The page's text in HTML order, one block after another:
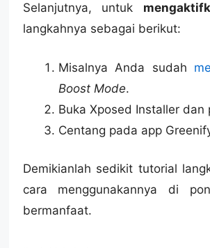
Selanjutnya, untuk
langkahnya sebagai berikut:
Misalnya Anda sudah
Boost Mode.
Buka Xposed Installer dan
Centang pada app
Demikianlah sedikit tutorial
cara menggunakannya di
bermanfaat.